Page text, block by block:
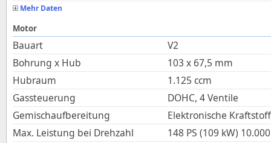
Mehr Daten
Motor
Bauart
V2
Bohrung x Hub
103 x 67,5 mm
Hubraum
1.125 ccm
Gassteuerung
DOHC, 4 Ventile
Gemischaufbereitung
Elektronische
Max. Leistung bei Drehzahl
148 PS (109 kW) 10.000